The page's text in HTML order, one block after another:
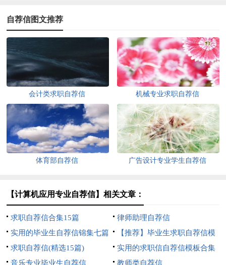
自荐信图文推荐
会计类求职自荐信 机械专业求职自荐信
体育部自荐信 广告设计专业学生自荐信
【计算机应用专业自荐信】相关文章：
求职自荐信合集15篇
律师助理自荐信
实用的毕业生自荐信锦集七篇
【推荐】毕业生求职自荐信模
板锦集九篇
求职自荐信(精选15篇)
实用的求职信自荐信模板合集
五篇
音乐专业毕业生自荐信 教师类自荐信